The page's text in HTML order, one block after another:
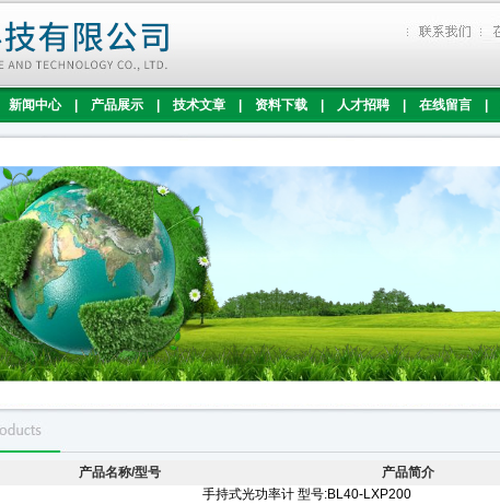
新闻中心 产品展示 技术文章 资料下载 人才招聘 在线留言
产品名称/型号 产品简介